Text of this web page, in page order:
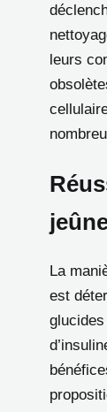
leurs
La
est